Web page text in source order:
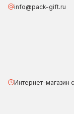
info@pack-gift.ru
Интернет–магазин